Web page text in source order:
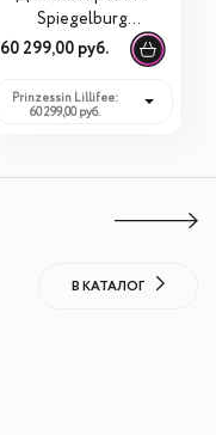
Spiegelburg
Prinzessin Lillifee
60 299,00 руб.
Prinzessin Lillifee:
60 299,00 руб.
В КАТАЛОГ